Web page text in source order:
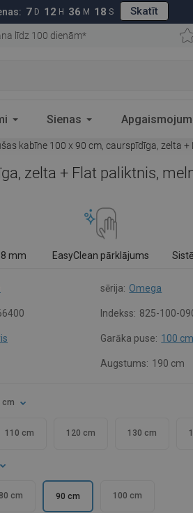
7 D 12 H 36 M 17 S Skatīt
līdz 100 dienām*
Sienas
kabīne 100 x 90 cm, caurspīdīga, zelta
zelta + Flat paliktnis,
mm EasyClean pārklājums
sērija: Omega
Indekss: 825-100-
Garāka puse: 100 cm
Augstums: 190 cm
cm
110 cm 120 cm 130 cm
80 cm 90 cm 100 cm